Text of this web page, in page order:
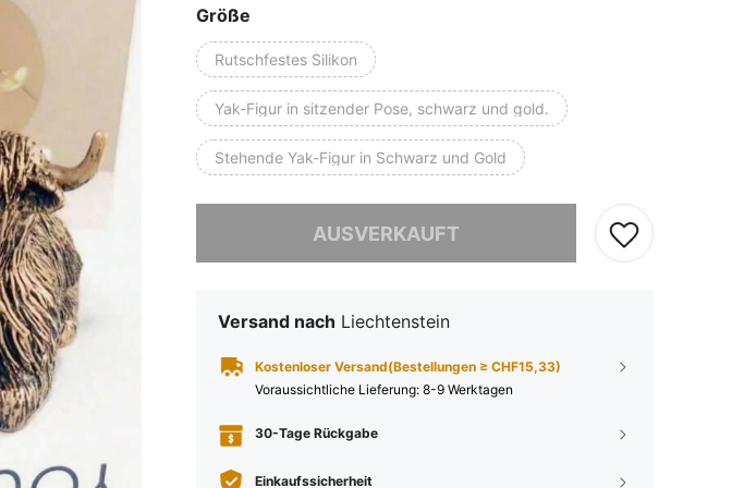
Größe
Rutschfestes Silikon
Yak-Figur in sitzender Pose, schwarz und gold.
Stehende Yak-Figur in Schwarz und Gold
AUSVERKAUFT
Versand nach Liechtenstein
Kostenloser Versand(Bestellungen ≥ CHF15,33)
Voraussichtliche Lieferung: 8-9 Werktagen
30-Tage Rückgabe
Einkaufssicherheit